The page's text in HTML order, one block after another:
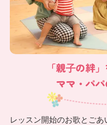
「親⼦の絆
ママ・パ
レッスン開始のお歌とご